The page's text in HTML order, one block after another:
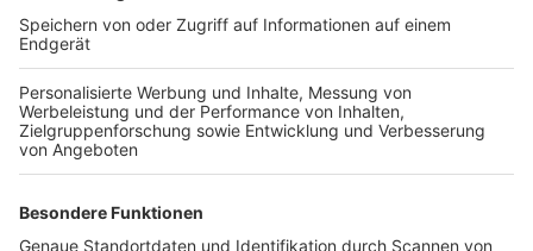
TOP-VEREINE
TOP-PARTNER